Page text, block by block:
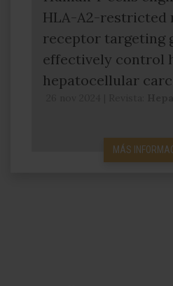
HLA-A2-restricted
receptor targeting
effectively control
hepatocellular
MÁS